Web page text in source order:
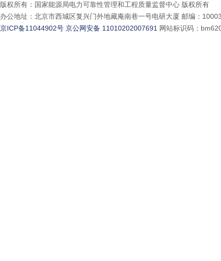
版权所有：国家能源局电力可靠性管理和工程质量监督中心 版权所有
办公地址：北京市西城区复兴门外地藏庵南巷一号电研大厦 邮编：
京ICP备11044902号 京公网安备 11010202007691 网站标识码：